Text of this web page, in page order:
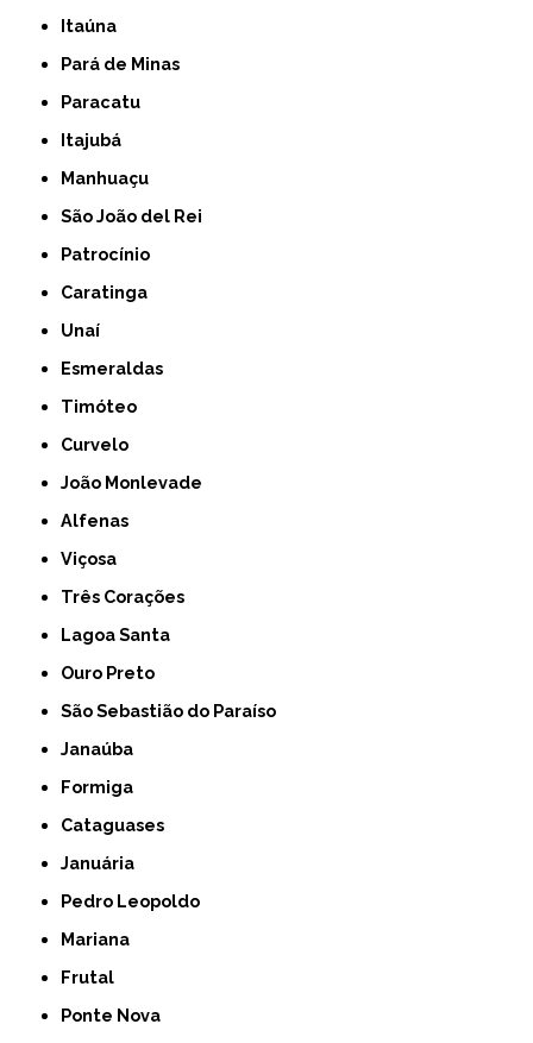
Itaúna
Pará de Minas
Paracatu
Itajubá
Manhuaçu
São João del Rei
Patrocínio
Caratinga
Unaí
Esmeraldas
Timóteo
Curvelo
João Monlevade
Alfenas
Viçosa
Três Corações
Lagoa Santa
Ouro Preto
São Sebastião do Paraíso
Janaúba
Formiga
Cataguases
Januária
Pedro Leopoldo
Mariana
Frutal
Ponte Nova